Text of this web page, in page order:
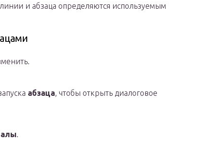
и абзаца определяются используемым
абзаца, чтобы открыть диалоговое
.